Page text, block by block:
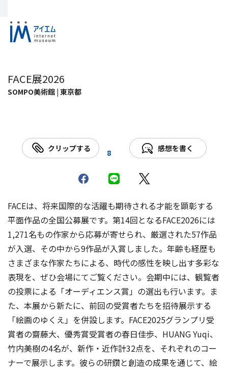
FACE展2026
SOMPO美術館 | 東京都
クリップする 8 感想を書く
FACEは、将来国際的な活躍も期待される才能を顕彰する
平面作品の全国公募展です。第14回となるFACE2026には
1,271名もの作家から応募が寄せられ、厳選された57作品
が入選、その中から9作品が入賞しました。年齢も経歴も
さまざまな作家たちによる、時代の感性を映し出す多彩な
表現を、ぜひ会場にてご覧ください。会期中には、観覧者
の投票による「オーディエンス賞」の選出も行います。ま
た、本展から新たに、前回の受賞者たちを招待展示する
「絵画のゆくえ」を併設します。FACE2025グランプリ受
賞者の齋藤大、優秀賞受賞者の春日佳歩、HUANG Yuqi、
竹内美樹の4名が、新作・近作計32点を、それぞれのコー
ナーで展示します。彼らの研鑽と創造の成果を通じて、絵